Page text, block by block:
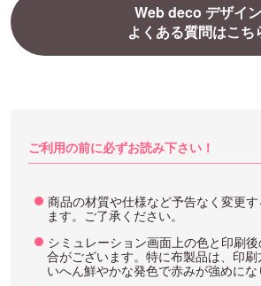
Web deco デザイン
よくある質問はこち
ご利用の前に必ずお読み下さい！
商品の材質や仕様など予告なく変更
ます。ご了承ください。
シミュレーション画面上の色と印刷
合がございます。特に布製品は、印
いへん鮮やかな発色で赤みが強めにな